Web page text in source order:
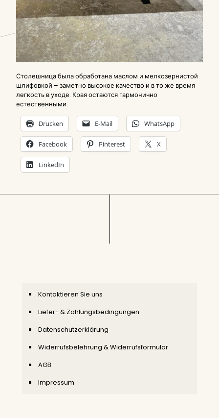
Столешница была обработана маслом и мелкозернистой
шлифовкой – заметно высокое качество и в то же время
легкость в уходе. Края остаются гармонично
естественными.
Drucken E-Mail WhatsApp
Facebook Pinterest X
LinkedIn
Kontaktieren Sie uns
Liefer- & Zahlungsbedingungen
Datenschutzerklärung
Widerrufsbelehrung & Widerrufsformular
AGB
Impressum